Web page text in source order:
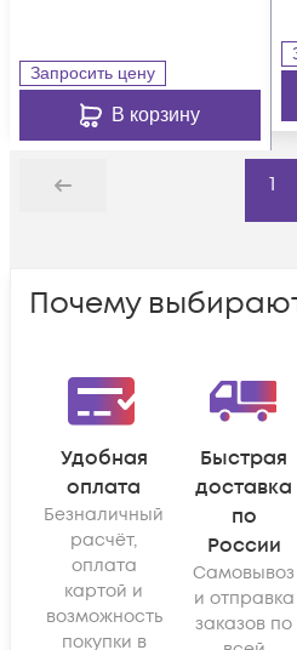
Запросить цену
В корзину
Назад
1
Почему
Удобная
оплата
Безналичный
расчёт,
оплата
картой и
возможность
покупки в
Быстрая
доставка
по
России
Самовывоз
и отправка
заказов по